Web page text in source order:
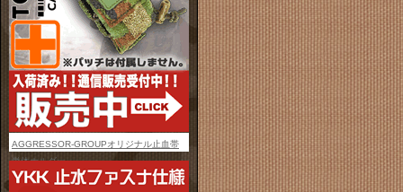
AGGRESSOR-GROUPオリジナル止血帯
単体ホルダー